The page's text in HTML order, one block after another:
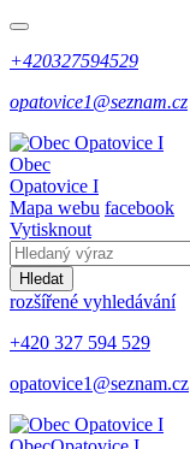
+420327594529
opatovice1@seznam.cz
Obec
Opatovice I
Mapa webu facebook
Vytisknout
Hledat
rozšířené vyhledávání
+420 327 594 529
opatovice1@seznam.cz